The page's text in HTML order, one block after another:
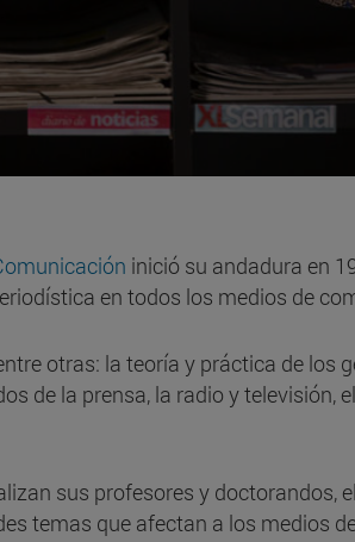
inició su andadura en
en todos los medios de
otras: la teoría y práctica de
de la prensa, la radio y televisión,
sus profesores y
temas que afectan a los medios